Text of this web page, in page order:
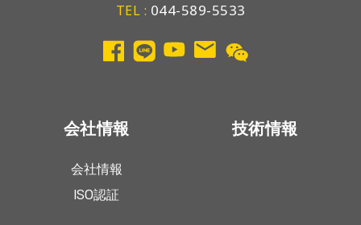
TEL : 044-589-5533
会社情報
会社情報
ISO認証
技術情報